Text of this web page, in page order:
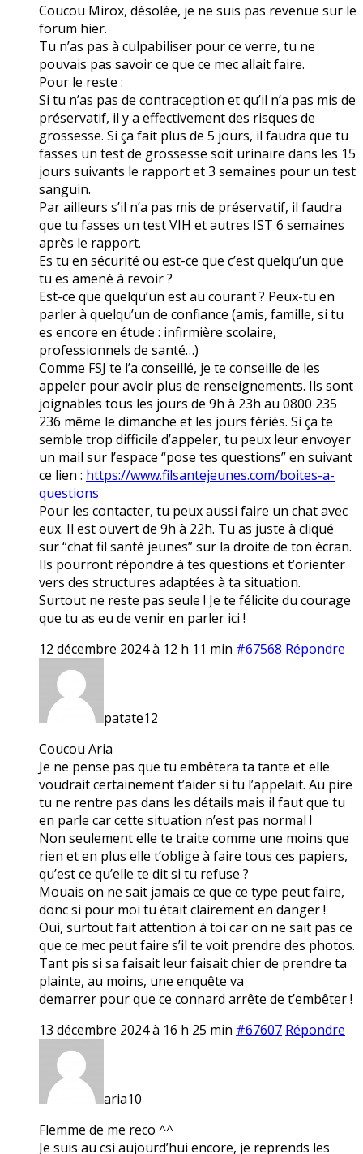
Coucou Mirox, désolée, je ne suis pas revenue sur le
forum hier.
Tu n’as pas à culpabiliser pour ce verre, tu ne
pouvais pas savoir ce que ce mec allait faire.
Pour le reste :
Si tu n’as pas de contraception et qu’il n’a pas mis de
préservatif, il y a effectivement des risques de
grossesse. Si ça fait plus de 5 jours, il faudra que tu
fasses un test de grossesse soit urinaire dans les 15
jours suivants le rapport et 3 semaines pour un test
sanguin.
Par ailleurs s’il n’a pas mis de préservatif, il faudra
que tu fasses un test VIH et autres IST 6 semaines
après le rapport.
Es tu en sécurité ou est-ce que c’est quelqu’un que
tu es amené à revoir ?
Est-ce que quelqu’un est au courant ? Peux-tu en
parler à quelqu’un de confiance (amis, famille, si tu
es encore en étude : infirmière scolaire,
professionnels de santé…)
Comme FSJ te l’a conseillé, je te conseille de les
appeler pour avoir plus de renseignements. Ils sont
joignables tous les jours de 9h à 23h au 0800 235
236 même le dimanche et les jours fériés. Si ça te
semble trop difficile d’appeler, tu peux leur envoyer
un mail sur l’espace “pose tes questions” en suivant
ce lien : https://www.filsantejeunes.com/boites-a-
questions
Pour les contacter, tu peux aussi faire un chat avec
eux. Il est ouvert de 9h à 22h. Tu as juste à cliqué
sur “chat fil santé jeunes” sur la droite de ton écran.
Ils pourront répondre à tes questions et t’orienter
vers des structures adaptées à ta situation.
Surtout ne reste pas seule ! Je te félicite du courage
que tu as eu de venir en parler ici !
12 décembre 2024 à 12 h 11 min #67568 Répondre
patate12
Coucou Aria
Je ne pense pas que tu embêtera ta tante et elle
voudrait certainement t’aider si tu l’appelait. Au pire
tu ne rentre pas dans les détails mais il faut que tu
en parle car cette situation n’est pas normal !
Non seulement elle te traite comme une moins que
rien et en plus elle t’oblige à faire tous ces papiers,
qu’est ce qu’elle te dit si tu refuse ?
Mouais on ne sait jamais ce que ce type peut faire,
donc si pour moi tu était clairement en danger !
Oui, surtout fait attention à toi car on ne sait pas ce
que ce mec peut faire s’il te voit prendre des photos.
Tant pis si sa faisait leur faisait chier de prendre ta
plainte, au moins, une enquête va
demarrer pour que ce connard arrête de t’embêter !
13 décembre 2024 à 16 h 25 min #67607 Répondre
aria10
Flemme de me reco ^^
Je suis au csi aujourd’hui encore, je reprends les